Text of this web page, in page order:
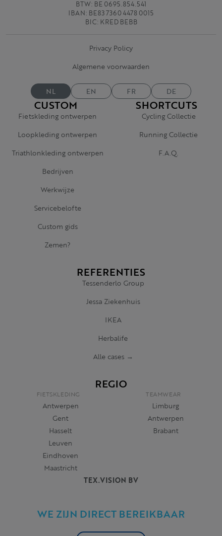
TEX.VISION BV
WE ZIJN DIRECT BEREIKBAAR
CUSTOM
Fietskleding ontwerpen
Loopkleding ontwerpen
Triathlonkleding ontwerpen
Bedrijven
Werkwijze
Servicebelofte
Custom gids
Zemen?
SHORTCUTS
Cycling Collectie
Running Collectie
F.A.Q.
REFERENTIES
Tessenderlo Group
Jessa Ziekenhuis
IKEA
Herbalife
Alle cases →
REGIO
FIETSKLEDING
Antwerpen
Gent
Hasselt
Leuven
Eindhoven
Maastricht
TEAMWEAR
Limburg
Antwerpen
Brabant
BTW: BE 0695.854.541
IBAN: BE83 7360 4478 0015
BIC: KRED BEBB
Privacy Policy
Algemene voorwaarden
NL EN FR DE